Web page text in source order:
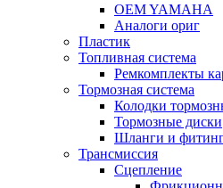
OEM YAMAHA
Аналоги ориг
Пластик
Топливная система
Ремкомплекты
Тормозная система
Колодки
Тормозные диски
Шланги и
Трансмиссия
Cцепление